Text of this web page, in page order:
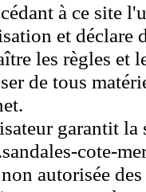
à ce site
et déclare
les règles et
de tous
garantit la
cote-
autorisée